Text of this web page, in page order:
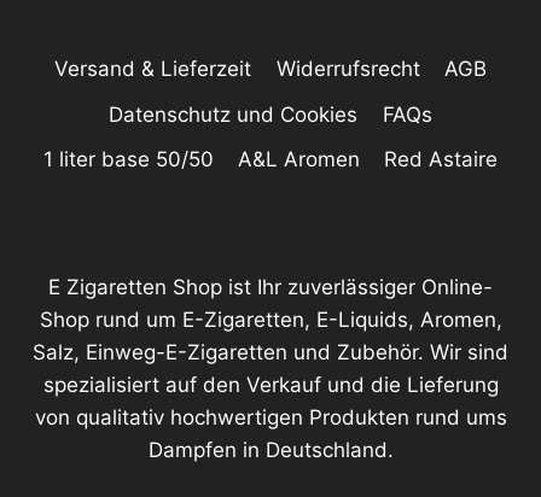
Versand & Lieferzeit Widerrufsrecht
AGB
Datenschutz und Cookies
FAQs
1 liter base 50/50
A&L Aromen Red Astaire
E Zigaretten Shop ist Ihr zuverlässiger Online-
Shop rund um E-Zigaretten, E-Liquids, Aromen,
Salz, Einweg-E-Zigaretten und Zubehör. Wir sind
spezialisiert auf den Verkauf und die Lieferung
von qualitativ hochwertigen Produkten rund ums
Dampfen in Deutschland.